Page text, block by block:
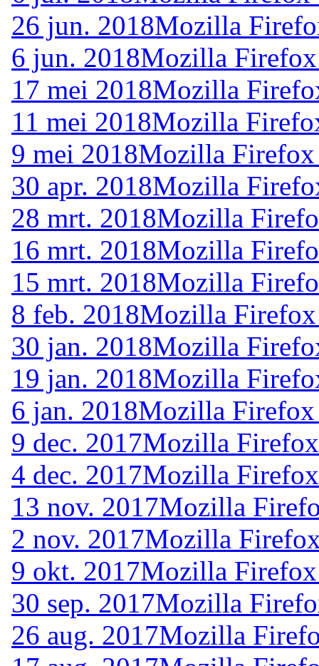
26 jun. 2018Mozilla
6 jun. 2018Mozilla
17 mei 2018Mozilla
11 mei 2018Mozilla
9 mei 2018Mozilla
30 apr. 2018Mozilla
28 mrt. 2018Mozilla
16 mrt. 2018Mozilla
15 mrt. 2018Mozilla
8 feb. 2018Mozilla
30 jan. 2018Mozilla
19 jan. 2018Mozilla
6 jan. 2018Mozilla
9 dec. 2017Mozilla
4 dec. 2017Mozilla
13 nov. 2017Mozilla
2 nov. 2017Mozilla
9 okt. 2017Mozilla
30 sep. 2017Mozilla
26 aug. 2017Mozilla